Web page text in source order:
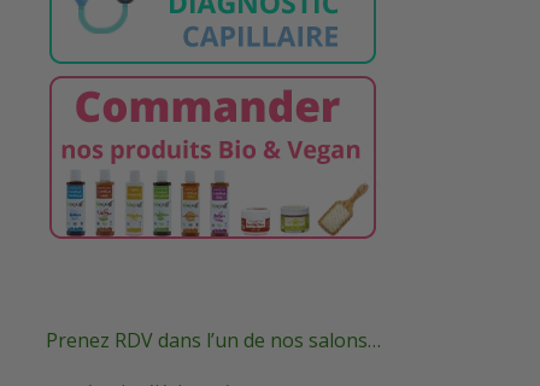
Prenez RDV dans l’un de nos salons…